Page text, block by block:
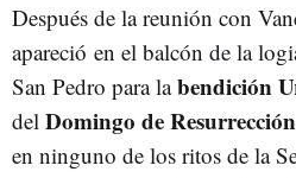
Después de la reunión con
apareció en el balcón de la
San Pedro para labendición
del Domingo de Resurrección
en ninguno de los ritos de la